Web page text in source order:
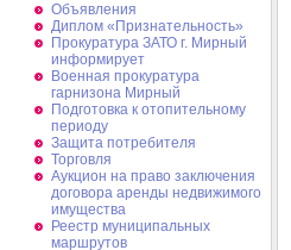
Объявления
Диплом «Признательность»
Прокуратура ЗАТО г. Мирный
информирует
Военная прокуратура
гарнизона Мирный
Подготовка к отопительному
периоду
Защита потребителя
Торговля
Аукцион на право заключения
договора аренды недвижимого
имущества
Реестр муниципальных
маршрутов